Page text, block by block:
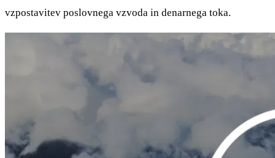
vzpostavitev poslovnega vzvoda in denarnega toka.